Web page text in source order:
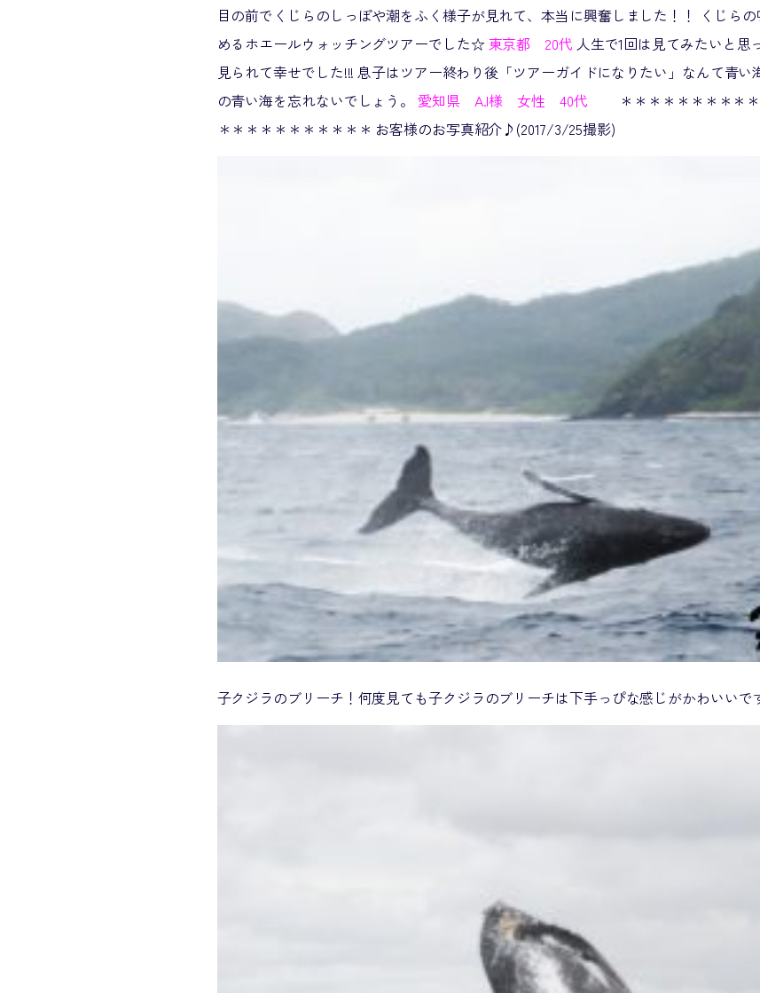
目の前でくじらのしっぽや潮をふく様子が見れて、本当に興奮しました！！ くじら
めるホエールウォッチングツアーでした☆東京都 20代 人生で1回は見てみたいと思
見られて幸せでした!!! 息子はツアー終わり後「ツアーガイドになりたい」なんて青
の青い海を忘れないでしょう。 愛知県 A.I様 女性 40代
＊＊＊＊＊＊＊＊＊
＊＊＊＊＊＊＊＊＊＊＊ お客様のお写真紹介♪(2017/3/25撮影)
子クジラのブリーチ！何度見ても子クジラのブリーチは下手っぴな感じがかわいい